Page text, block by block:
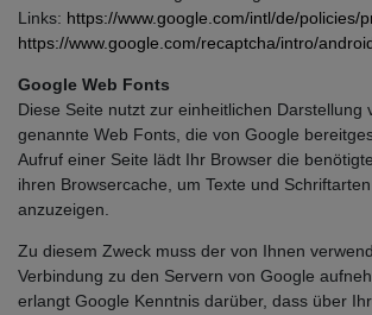
Links: https://www.google.com/intl/de/policies/
https://www.google.com/recaptcha/intro/
Google Web Fonts
Diese Seite nutzt zur einheitlichen Darstellung
genannte Web Fonts, die von Google
Aufruf einer Seite lädt Ihr Browser die
ihren Browsercache, um Texte und
anzuzeigen.
Zu diesem Zweck muss der von Ihnen
Verbindung zu den Servern von Google
erlangt Google Kenntnis darüber, dass über